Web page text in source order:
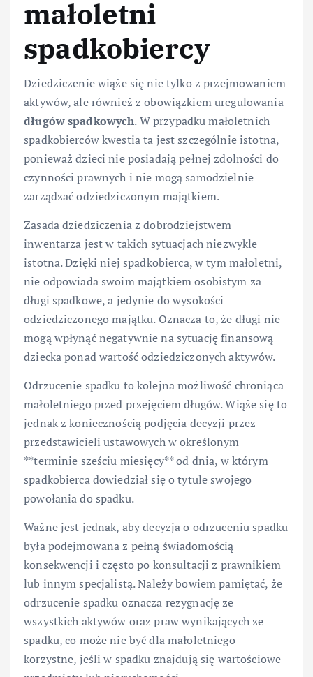
małoletni
spadkobiercy
Dziedziczenie wiąże się nie tylko z przejmowaniem
aktywów, ale również z obowiązkiem uregulowania
długów spadkowych. W przypadku małoletnich
spadkobierców kwestia ta jest szczególnie istotna,
ponieważ dzieci nie posiadają pełnej zdolności do
czynności prawnych i nie mogą samodzielnie
zarządzać odziedziczonym majątkiem.
Zasada dziedziczenia z dobrodziejstwem
inwentarza jest w takich sytuacjach niezwykle
istotna. Dzięki niej spadkobierca, w tym małoletni,
nie odpowiada swoim majątkiem osobistym za
długi spadkowe, a jedynie do wysokości
odziedziczonego majątku. Oznacza to, że długi nie
mogą wpłynąć negatywnie na sytuację finansową
dziecka ponad wartość odziedziczonych aktywów.
Odrzucenie spadku to kolejna możliwość chroniąca
małoletniego przed przejęciem długów. Wiąże się to
jednak z koniecznością podjęcia decyzji przez
przedstawicieli ustawowych w określonym
**terminie sześciu miesięcy** od dnia, w którym
spadkobierca dowiedział się o tytule swojego
powołania do spadku.
Ważne jest jednak, aby decyzja o odrzuceniu spadku
była podejmowana z pełną świadomością
konsekwencji i często po konsultacji z prawnikiem
lub innym specjalistą. Należy bowiem pamiętać, że
odrzucenie spadku oznacza rezygnację ze
wszystkich aktywów oraz praw wynikających ze
spadku, co może nie być dla małoletniego
korzystne, jeśli w spadku znajdują się wartościowe